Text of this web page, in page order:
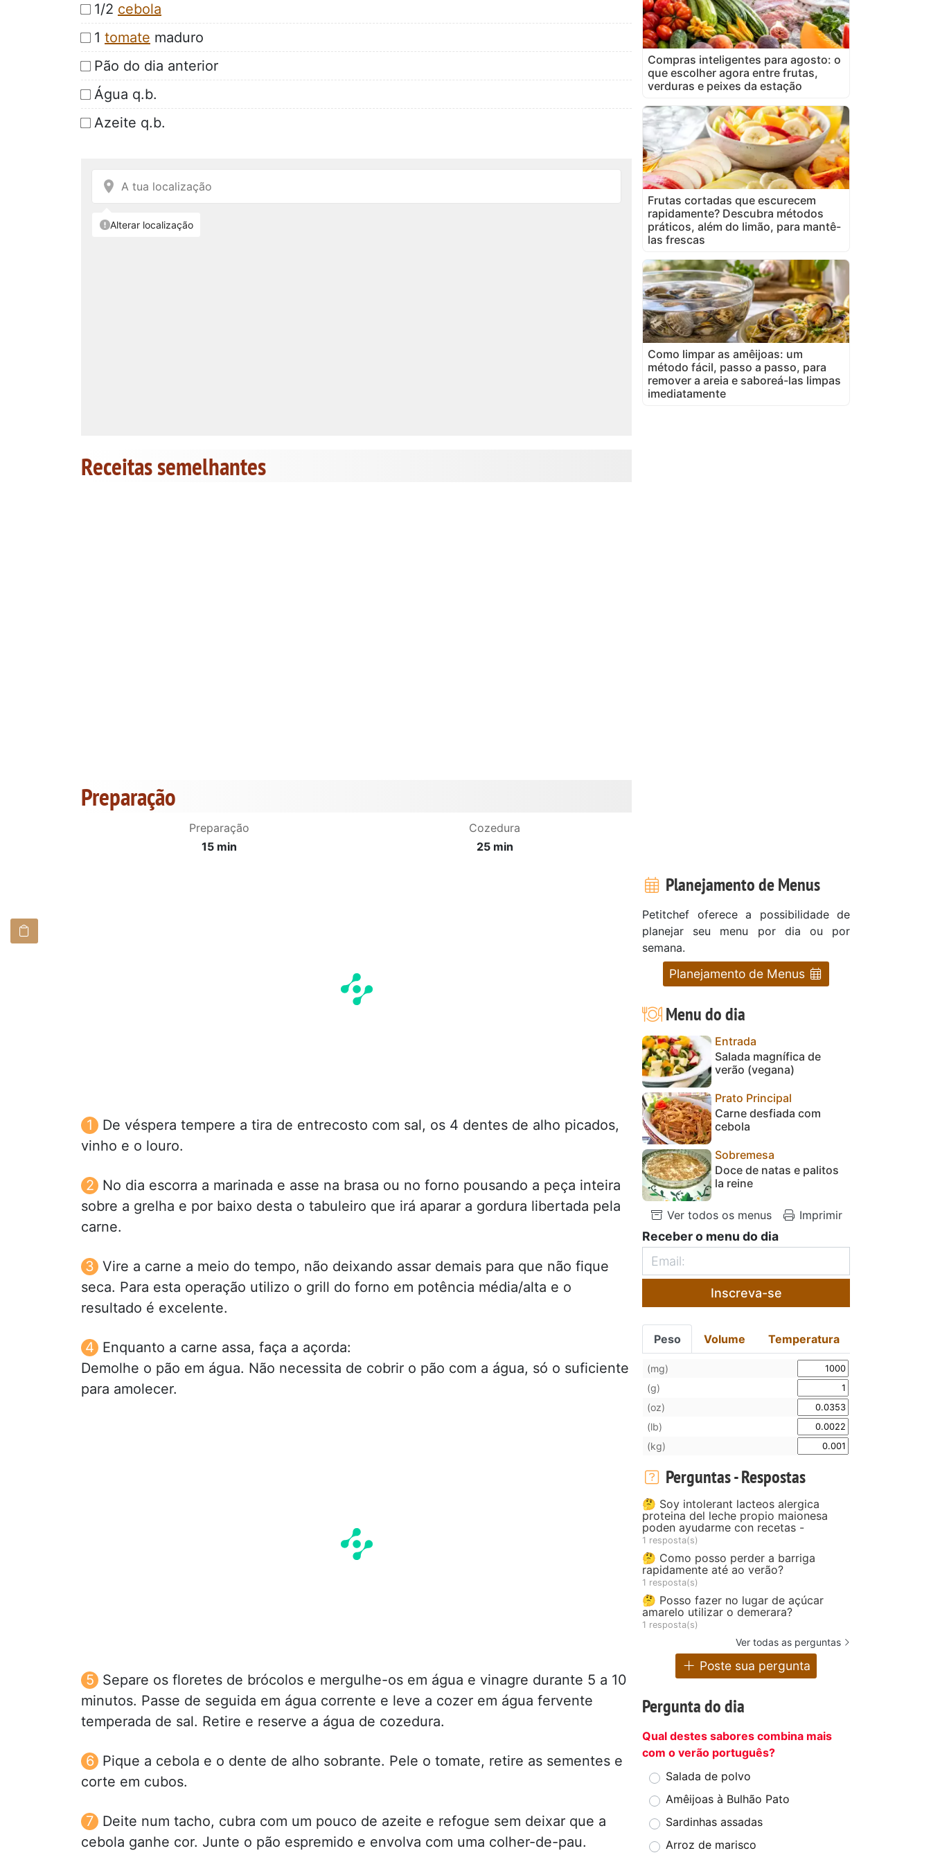
1/2 cebola
1 tomate maduro
Pão do dia anterior
Água q.b.
Azeite q.b.
Receitas semelhantes
Preparação
Preparação
15 min
Cozedura
25 min
De véspera tempere a tira de entrecosto com sal, os 4 dentes de alho picados,
vinho e o louro.
No dia escorra a marinada e asse na brasa ou no forno pousando a peça inteira
sobre a grelha e por baixo desta o tabuleiro que irá aparar a gordura libertada pela
carne.
Vire a carne a meio do tempo, não deixando assar demais para que não fique
seca. Para esta operação utilizo o grill do forno em potência média/alta e o
resultado é excelente.
Enquanto a carne assa, faça a açorda:
Demolhe o pão em água. Não necessita de cobrir o pão com a água, só o suficiente
para amolecer.
Separe os floretes de brócolos e mergulhe-os em água e vinagre durante 5 a 10
minutos. Passe de seguida em água corrente e leve a cozer em água fervente
temperada de sal. Retire e reserve a água de cozedura.
Pique a cebola e o dente de alho sobrante. Pele o tomate, retire as sementes e
corte em cubos.
Deite num tacho, cubra com um pouco de azeite e refogue sem deixar que a
cebola ganhe cor. Junte o pão espremido e envolva com uma colher-de-pau.
Compras inteligentes para agosto: o
que escolher agora entre frutas,
verduras e peixes da estação
Frutas cortadas que escurecem
rapidamente? Descubra métodos
práticos, além do limão, para mantê-
las frescas
Como limpar as amêijoas: um
método fácil, passo a passo, para
remover a areia e saboreá-las limpas
imediatamente
Planejamento de Menus
Petitchef oferece a possibilidade de
planejar seu menu por dia ou por
semana.
Planejamento de Menus
Menu do dia
Entrada
Salada magnífica de
verão (vegana)
Prato Principal
Carne desfiada com
cebola
Sobremesa
Doce de natas e palitos
la reine
Ver todos os menus Imprimir
Receber o menu do dia
Inscreva-se
Peso Volume Temperatura
(mg)
(g)
(oz)
(lb)
(kg)
Perguntas - Respostas
🤔 Soy intolerant lacteos alergica
proteina del leche propio maionesa
poden ayudarme con recetas -
1 resposta(s)
🤔 Como posso perder a barriga
rapidamente até ao verão?
1 resposta(s)
🤔 Posso fazer no lugar de açúcar
amarelo utilizar o demerara?
1 resposta(s)
Ver todas as perguntas
Poste sua pergunta
Pergunta do dia
Qual destes sabores combina mais
com o verão português?
Salada de polvo
Amêijoas à Bulhão Pato
Sardinhas assadas
Arroz de marisco